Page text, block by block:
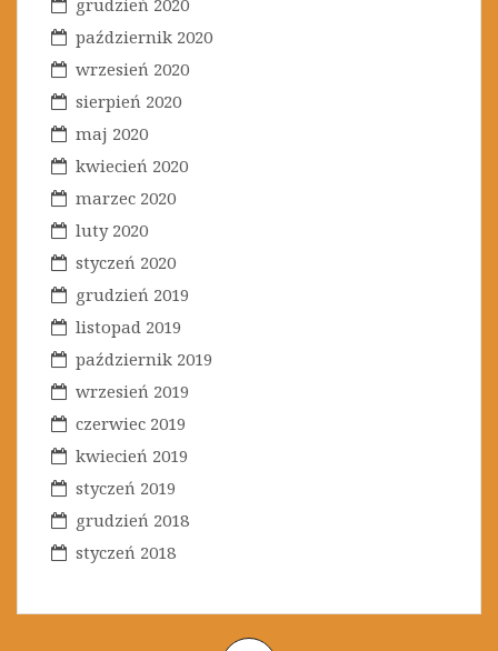
październik 2020
wrzesień 2020
sierpień 2020
maj 2020
kwiecień 2020
marzec 2020
luty 2020
styczeń 2020
grudzień 2019
listopad 2019
październik 2019
wrzesień 2019
czerwiec 2019
kwiecień 2019
styczeń 2019
grudzień 2018
styczeń 2018